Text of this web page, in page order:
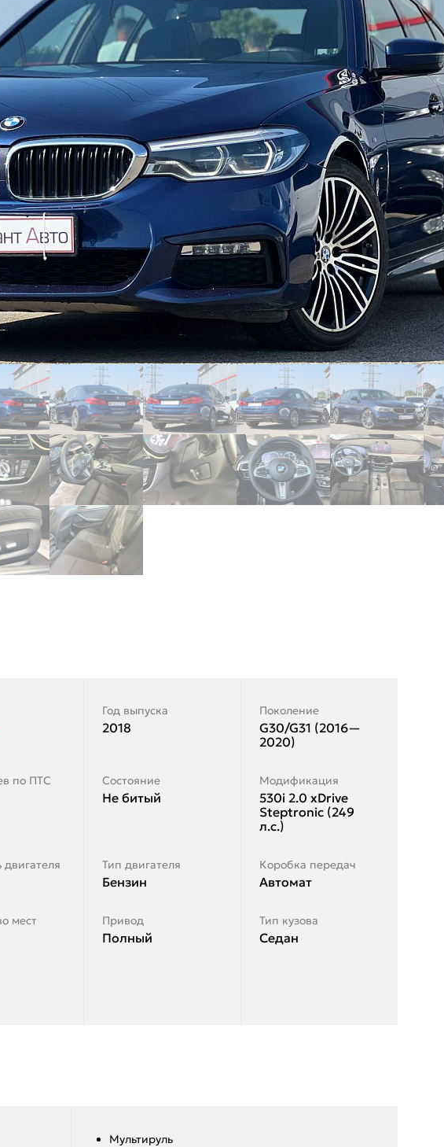
Год выпуска
2018
Поколение
G30/G31 (2016—
2020)
по ПТС Состояние
Не битый
Модификация
530i 2.0 xDrive
Steptronic (249
л.с.)
Тип двигателя
Бензин
Коробка передач
Автомат
мест Привод
Полный
Тип кузова
Седан
Мультируль